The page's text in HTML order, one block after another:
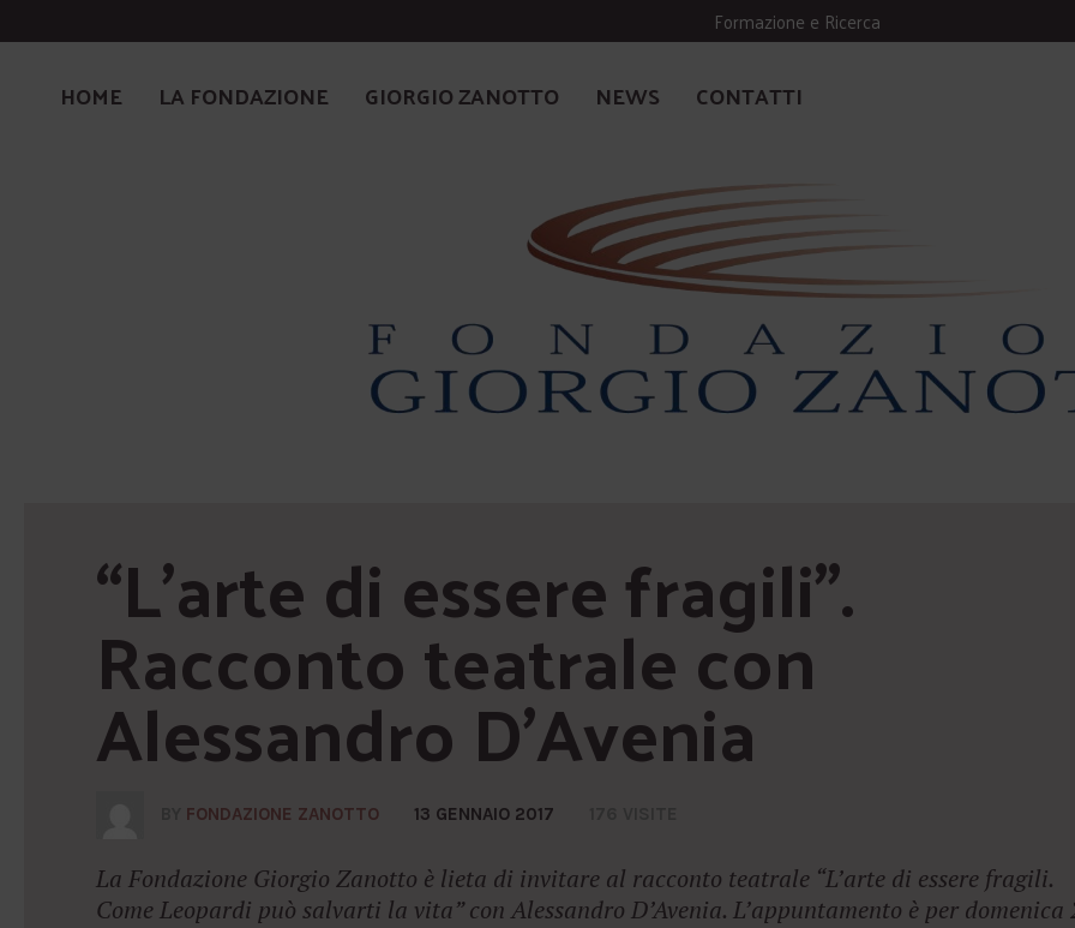
Formazione e Ricerca
HOME LA FONDAZIONE GIORGIO ZANOTTO NEWS CONTATTI
“L’arte di essere fragili”.
Racconto teatrale con
Alessandro D’Avenia
FONDAZIONE ZANOTTO 13 GENNAIO 2017
La Fondazione Giorgio Zanotto è lieta di invitare al racconto teatrale “L’arte di essere fragili.
Come Leopardi può salvarti la vita” con Alessandro D’Avenia. L’appuntamento è per domenica